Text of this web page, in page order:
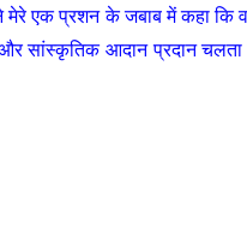
मेरे एक प्रशन के जबाब में कहा कि
सांस्कृतिक आदान प्रदान चलता